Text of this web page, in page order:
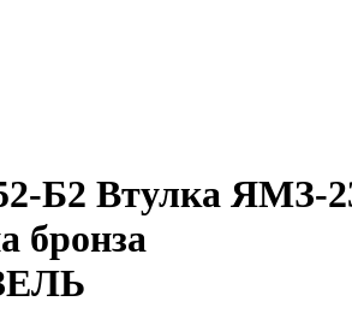
Б2 Втулка ЯМЗ-
бронза